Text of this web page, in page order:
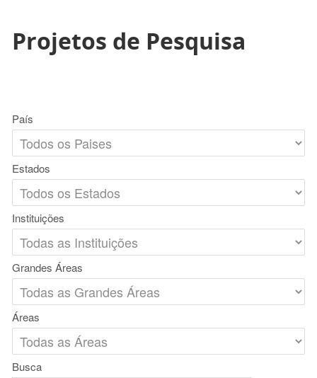
Projetos de Pesquisa
País
Estados
Instituições
Grandes Áreas
Áreas
Busca